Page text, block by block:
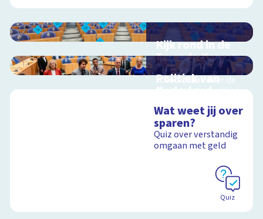
Kijk rond in de
Tweede Kamer
Interactieve
schoolplaat over de
Nederlandse politiek
Schoolplaat
Politiek van
Nederland
schoolplaat en tour
over het Binnenhof
Schoolplaat
Wat weet jij over
sparen?
Quiz over verstandig
omgaan met geld
Quiz